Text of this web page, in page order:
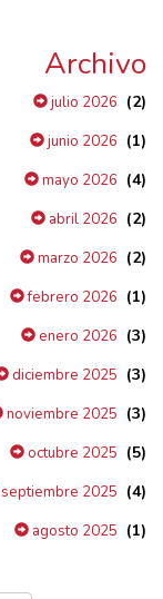
Archivo
julio 2026 (2)
junio 2026 (1)
mayo 2026 (4)
abril 2026 (2)
marzo 2026 (2)
febrero 2026 (1)
enero 2026 (3)
diciembre 2025 (3)
noviembre 2025 (3)
octubre 2025 (5)
septiembre 2025 (4)
agosto 2025 (1)